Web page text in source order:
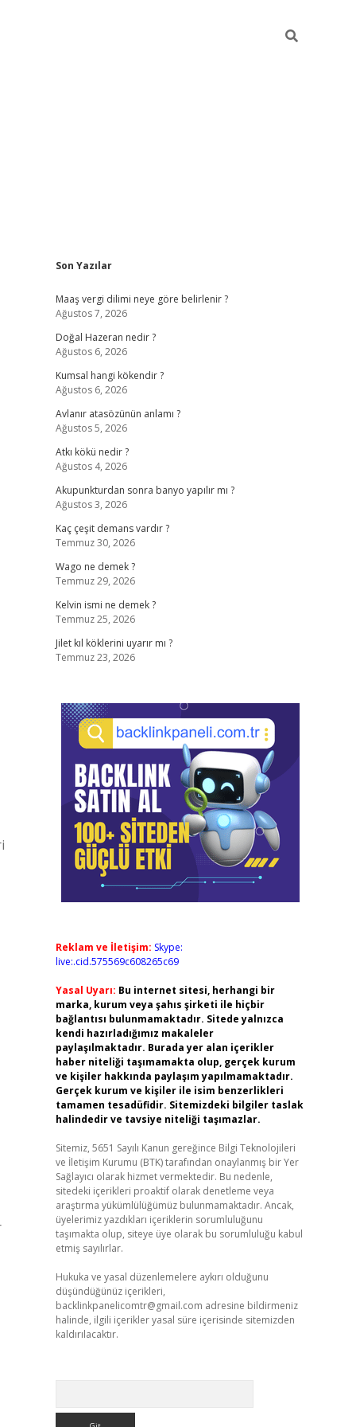
Sidebar
Son Yazılar
Maaş vergi dilimi neye göre belirlenir ?
Ağustos 7, 2026
Doğal Hazeran nedir ?
Ağustos 6, 2026
Kumsal hangi kökendir ?
Ağustos 6, 2026
Avlanır atasözünün anlamı ?
Ağustos 5, 2026
Atkı kökü nedir ?
Ağustos 4, 2026
Akupunkturdan sonra banyo yapılır mı ?
Ağustos 3, 2026
Kaç çeşit demans vardır ?
Temmuz 30, 2026
Wago ne demek ?
Temmuz 29, 2026
Kelvin ismi ne demek ?
Temmuz 25, 2026
Jilet kıl köklerini uyarır mı ?
Temmuz 23, 2026
Reklam ve İletişim: Skype:
live:.cid.575569c608265c69
Yasal Uyarı: Bu internet sitesi, herhangi bir
marka, kurum veya şahıs şirketi ile hiçbir
bağlantısı bulunmamaktadır. Sitede yalnızca
kendi hazırladığımız makaleler
paylaşılmaktadır. Burada yer alan içerikler
haber niteliği taşımamakta olup, gerçek kurum
ve kişiler hakkında paylaşım yapılmamaktadır.
Gerçek kurum ve kişiler ile isim benzerlikleri
tamamen tesadüfidir. Sitemizdeki bilgiler taslak
halindedir ve tavsiye niteliği taşımazlar.
Sitemiz, 5651 Sayılı Kanun gereğince Bilgi Teknolojileri
ve İletişim Kurumu (BTK) tarafından onaylanmış bir Yer
Sağlayıcı olarak hizmet vermektedir. Bu nedenle,
sitedeki içerikleri proaktif olarak denetleme veya
araştırma yükümlülüğümüz bulunmamaktadır. Ancak,
üyelerimiz yazdıkları içeriklerin sorumluluğunu
taşımakta olup, siteye üye olarak bu sorumluluğu kabul
etmiş sayılırlar.
Hukuka ve yasal düzenlemelere aykırı olduğunu
düşündüğünüz içerikleri,
backlinkpanelicomtr@gmail.com adresine bildirmeniz
halinde, ilgili içerikler yasal süre içerisinde sitemizden
kaldırılacaktır.
ilbet girişhttps://betexpergiris.casino/